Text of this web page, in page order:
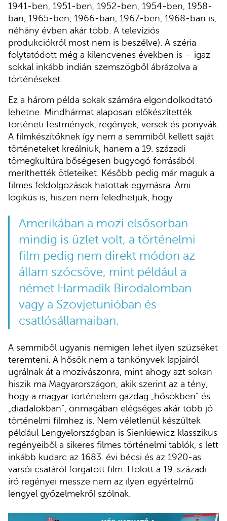
1941-ben, 1951-ben, 1952-ben, 1954-ben, 1958-
ban, 1965-ben, 1966-ban, 1967-ben, 1968-ban is,
néhány évben akár több. A televíziós
produkciókról most nem is beszélve). A széria
folytatódott még a kilencvenes években is – igaz
sokkal inkább indián szemszögből ábrázolva a
történéseket.
Ez a három példa sokak számára elgondolkodtató
lehetne. Mindhármat alaposan előkészítették
történeti festmények, regények, versek és ponyvák.
A filmkészítőknek így nem a semmiből kellett saját
történeteket kreálniuk, hanem a 19. századi
tömegkultúra bőségesen bugyogó forrásából
meríthették ötleteiket. Később pedig már maguk a
filmes feldolgozások hatottak egymásra. Ami
logikus is, hiszen nem feledhetjük, hogy
Amerikában a mozi elsősorban
mindig is üzlet volt, a történelmi
film pedig nem direkt módon az
állam szócsöve, mint például a
német Harmadik Birodalomban
vagy a Szovjetunióban és
csatlósállamaiban.
A semmiből ugyanis nemigen lehet ilyen szüzséket
teremteni. A hősök nem a tankönyvek lapjairól
ugrálnak át a mozivászonra, mint ahogy azt sokan
hiszik ma Magyarországon, akik szerint az a tény,
hogy a magyar történelem gazdag „hősökben” és
„diadalokban”, önmagában elégséges akár több jó
történelmi filmhez is. Nem véletlenül készültek
például Lengyelországban is Sienkiewicz klasszikus
regényeiből a sikeres filmes történelmi tablók, s lett
inkább kudarc az 1683. évi bécsi és az 1920-as
varsói csatáról forgatott film. Holott a 19. századi
író regényei messze nem az ilyen egyértelmű
lengyel győzelmekről szólnak.